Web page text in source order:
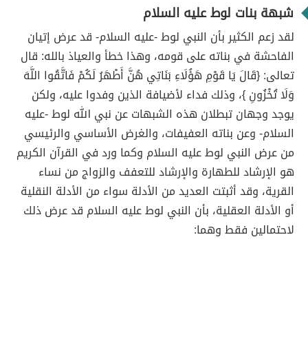
شبهة بنات لوط عليه السلام
لقد زعم الكثير بأن النبي لوط -عليه السلام- قد عرض إتيان
الفاحشة في بناته على قومه، وهذا خطأ والعياذ بالله: قال
تعالى: {قَالَ يَا قَوْمِ هَؤُلَاءِ بَنَاتِي هُنَّ أَطْهَرُ لَكُمْ فَاتَّقُوا اللَّهَ
وَلَا تُخْزُونِ }، وذلك فداء لأضيافة الذين وفدوا عليه، ولكن
يوجد وجهان تبطلان هذه الشبهات عن نبي الله لوط -عليه
السلام- وعن بناته العفيفات، والغرض الأساسي والرئيسي
من عرض النبي لوط عليه السلام وكما ورد في القرآن الكريم
هو الإرشاد للطهارة والإرشاد للتعفف والزواج من نساء
القرية، وقد أثبتت العديد من الأدلة سواء من الأدلة النقلية
أو الأدلة العقلية، بأن النبي لوط عليه السلام قد عرض ذلك
لاحتمالين فقط وهما: